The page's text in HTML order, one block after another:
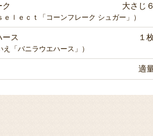
ク 大さじ
ｌｅｃｔ「コーンフレーク シュガー」）
ース １
え「バニラウエハース」）
適